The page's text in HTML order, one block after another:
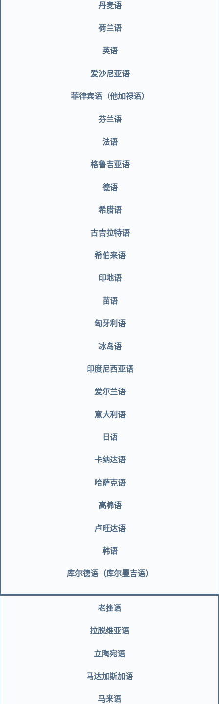
丹麦语
荷兰语
英语
爱沙尼亚语
菲律宾语（他加禄语）
芬兰语
法语
格鲁吉亚语
德语
希腊语
古吉拉特语
希伯来语
印地语
苗语
匈牙利语
冰岛语
印度尼西亚语
爱尔兰语
意大利语
日语
卡纳达语
哈萨克语
高棉语
卢旺达语
韩语
库尔德语（库尔曼吉语）
老挫语
拉脱维亚语
立陶宛语
马达加斯加语
马来语